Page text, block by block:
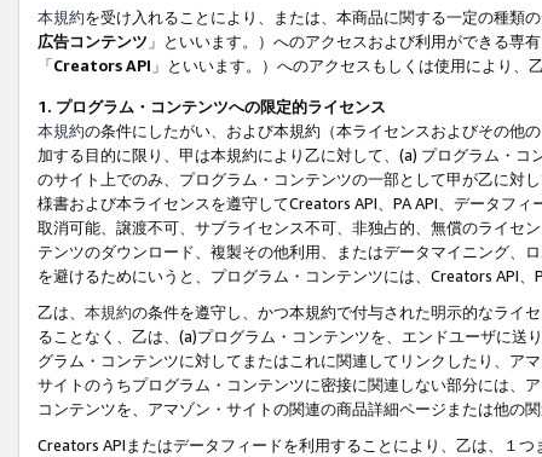
本規約を受け入れることにより、または、本商品に関する一定の種類
広告コンテンツ 」といいます。）へのアクセスおよび利用ができる専
「Creators API 」といいます。）へのアクセスもしくは使用により
1. プログラム・コンテンツへの限定的ライセンス
本規約の条件にしたがい、および本規約（本ライセンスおよびその他
加する目的に限り、甲は本規約により乙に対して、(a) プログラム・
のサイト上でのみ、プログラム・コンテンツの一部として甲が乙に対
様書および本ライセンスを遵守してCreators API、PA API、データフ
取消可能、譲渡不可、サブライセンス不可、非独占的、無償のライセ
テンツのダウンロード、複製その他利用、またはデータマイニング、
を避けるためにいうと、プログラム・コンテンツには、Creators API
乙は、 本規約の条件を遵守し、かつ本規約で付与された明示的なライ
ることなく、乙は、(a)プログラム・コンテンツを、エンドユーザに
グラム・コンテンツに対してまたはこれに関連してリンクしたり、ア
サイトのうちプログラム・コンテンツに密接に関連しない部分には、
コンテンツを、アマゾン・サイトの関連の商品詳細ページまたは他の
Creators APIまたはデータフィードを利用することにより、乙は、１